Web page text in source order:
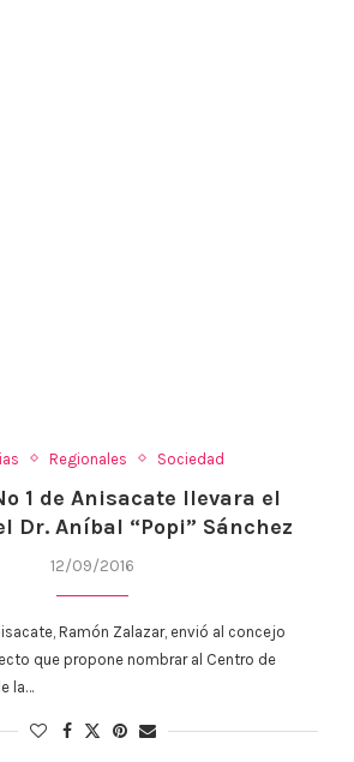
Regionales Sociedad
1 de Anisacate llevara el
Dr. Aníbal “Popi” Sánchez
12/09/2016
Ramón Zalazar, envió al concejo
que propone nombrar al Centro de
la…